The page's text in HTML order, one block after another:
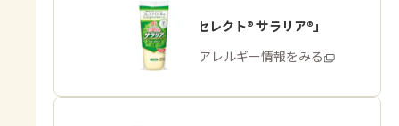
「ピュアセレクト® サラリア®」
商品・アレルギー情報をみる